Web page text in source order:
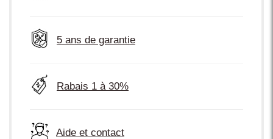
5 ans de garantie
Rabais 1 à 30%
Aide et contact